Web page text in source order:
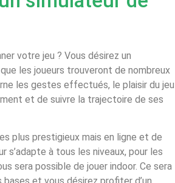
votre jeu ? Vous désirez un
les joueurs trouveront de nombreux
les gestes effectués, le plaisir du jeu
et de suivre la trajectoire de ses
plus prestigieux mais en ligne et de
à tous les niveaux, pour les
sera possible de jouer indoor. Ce sera